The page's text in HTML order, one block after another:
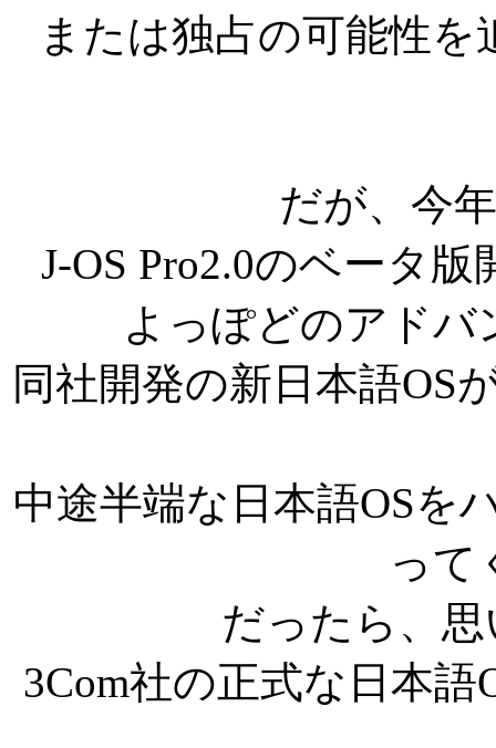
または独占の可能性
だが、今
J-OS Pro2.0のベータ
よっぽどのアド
同社開発の新日本語OS
中途半端な日本語OSを
って
だったら、思
3Com社の正式な日本